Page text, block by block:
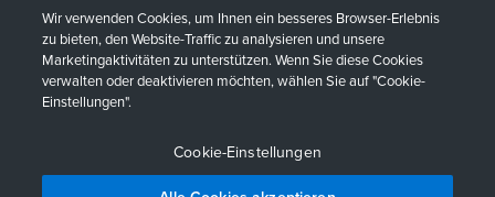
Rückgabebedingungen
DeutschFrançaisEspañol日本語
Wir verwenden Cookies, um Ihnen ein besseres Browser-Erlebnis
zu bieten, den Website-Traffic zu analysieren und unsere
Marketingaktivitäten zu unterstützen. Wenn Sie diese Cookies
verwalten oder deaktivieren möchten, wählen Sie auf "Cookie-
Einstellungen".
Cookie-Einstellungen